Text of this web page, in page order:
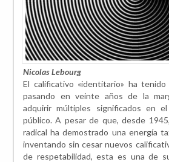
Nicolas Lebourg
El calificativo «identitario» ha
pasando en veinte años de la
adquirir múltiples significados en
público. A pesar de que, desde
radical ha demostrado una energía
inventando sin cesar nuevos
de respetabilidad, esta es una de